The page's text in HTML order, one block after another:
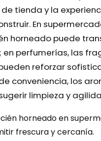
tienda y la
En
horneado puede
en perfumerías, las
reforzar
conveniencia, los
limpieza y
horneado en
frescura y cercanía.